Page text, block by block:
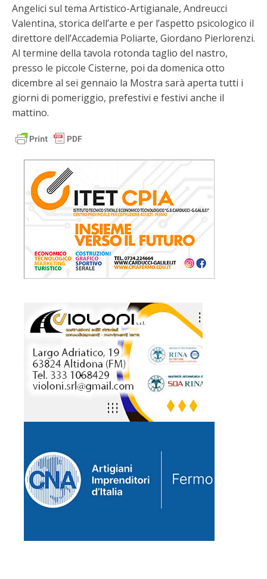
Angelici sul tema Artistico-Artigianale, Andreucci
Valentina, storica dell’arte e per l’aspetto psicologico il
direttore dell’Accademia Poliarte, Giordano Pierlorenzi.
Al termine della tavola rotonda taglio del nastro,
presso le piccole Cisterne, poi da domenica otto
dicembre al sei gennaio la Mostra sarà aperta tutti i
giorni di pomeriggio, prefestivi e festivi anche il
mattino.